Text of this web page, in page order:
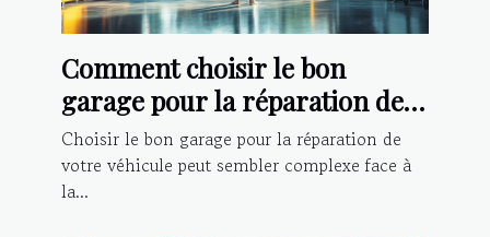
Comment choisir le bon
garage pour la réparation de
votre véhicule ?
Choisir le bon garage pour la réparation de
votre véhicule peut sembler complexe face à
la...